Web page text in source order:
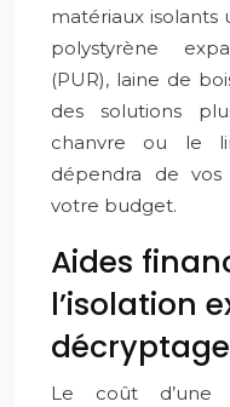
matériaux isolants
polystyrène
(PUR), laine de
des solutions
chanvre ou le
dépendra de
votre budget.
Aides
l’isolation
Le coût d’une